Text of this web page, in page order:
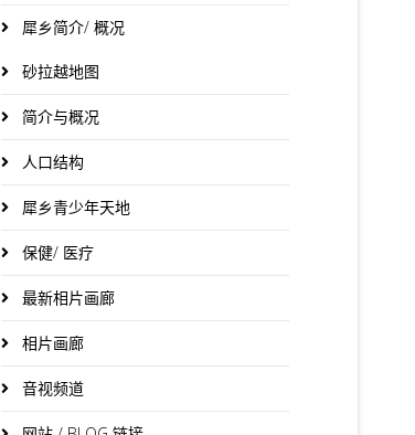
犀乡简介/ 概况
砂拉越地图
简介与概况
人口结构
犀乡青少年天地
保健/ 医疗
最新相片画廊
相片画廊
音视频道